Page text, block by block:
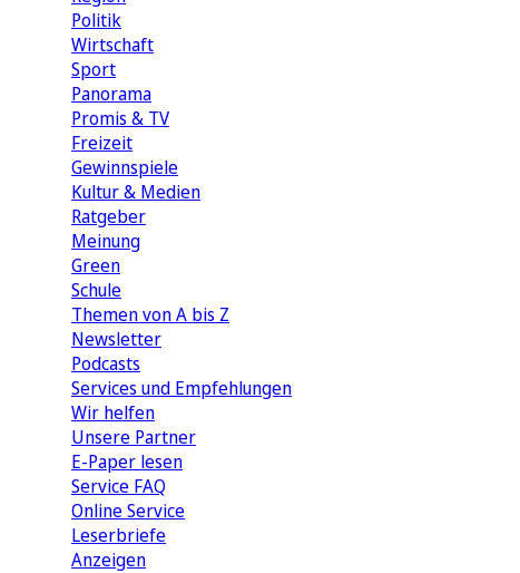
Politik
Wirtschaft
Sport
Panorama
Promis & TV
Freizeit
Gewinnspiele
Kultur & Medien
Ratgeber
Meinung
Green
Schule
Themen von A bis Z
Newsletter
Podcasts
Services und Empfehlungen
Wir helfen
Unsere Partner
E-Paper lesen
Service FAQ
Online Service
Leserbriefe
Anzeigen